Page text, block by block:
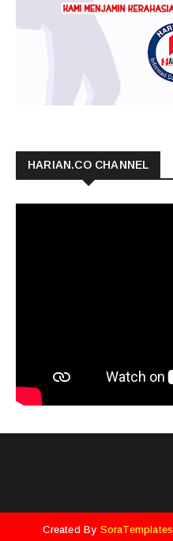
HARIAN.CO CHANNEL
Created By SoraTemplates